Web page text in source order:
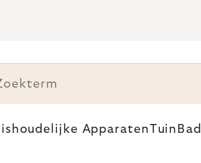
ApparatenTuin